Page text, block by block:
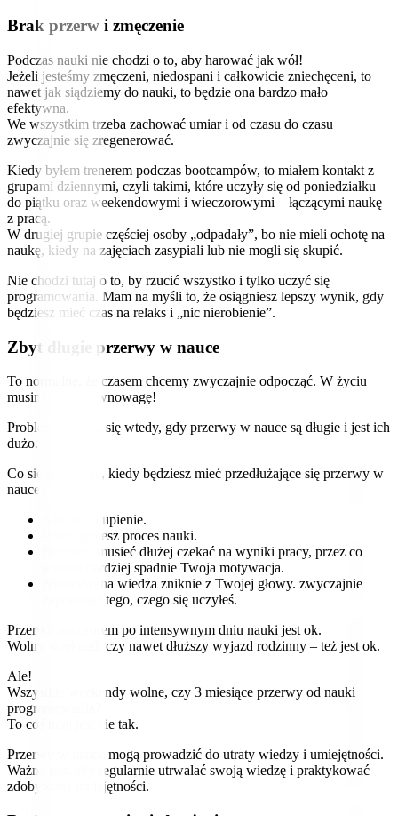
Brak przerw i zmęczenie
Podczas nauki nie chodzi o to, aby harować jak wół!
Jeżeli jesteśmy zmęczeni, niedospani i całkowicie zniechęceni, to
nawet jak siądziemy do nauki, to będzie ona bardzo mało
efektywna.
We wszystkim trzeba zachować umiar i od czasu do czasu
zwyczajnie się zregenerować.
Kiedy byłem trenerem podczas bootcampów, to miałem kontakt z
grupami dziennymi, czyli takimi, które uczyły się od poniedziałku
do piątku oraz weekendowymi i wieczorowymi – łączącymi naukę
z pracą.
W drugiej grupie częściej osoby „odpadały”, bo nie mieli ochotę na
naukę, kiedy na zajęciach zasypiali lub nie mogli się skupić.
Nie chodzi tutaj o to, by rzucić wszystko i tylko uczyć się
programowania. Mam na myśli to, że osiągniesz lepszy wynik, gdy
będziesz mieć czas na relaks i „nic nierobienie”.
Zbyt długie przerwy w nauce
To normalne, że czasem chcemy zwyczajnie odpocząć. W życiu
musimy mieć równowagę!
Problem pojawia się wtedy, gdy przerwy w nauce są długie i jest ich
dużo.
Co się może stać, kiedy będziesz mieć przedłużające się przerwy w
nauce?
Stracisz skupienie.
Przeciągniesz proces nauki.
Będziesz musieć dłużej czekać na wyniki pracy, przez co
jeszcze bardziej spadnie Twoja motywacja.
Nieużywana wiedza zniknie z Twojej głowy. zwyczajnie
zapomnisz tego, czego się uczyłeś.
Przerwa wieczorem po intensywnym dniu nauki jest ok.
Wolny weekend, czy nawet dłuższy wyjazd rodzinny – też jest ok.
Ale!
Wszystkie weekendy wolne, czy 3 miesiące przerwy od nauki
programowania?
To coś tutaj jest nie tak.
Przerwy w nauce mogą prowadzić do utraty wiedzy i umiejętności.
Ważne jest, aby regularnie utrwalać swoją wiedzę i praktykować
zdobywane umiejętności.